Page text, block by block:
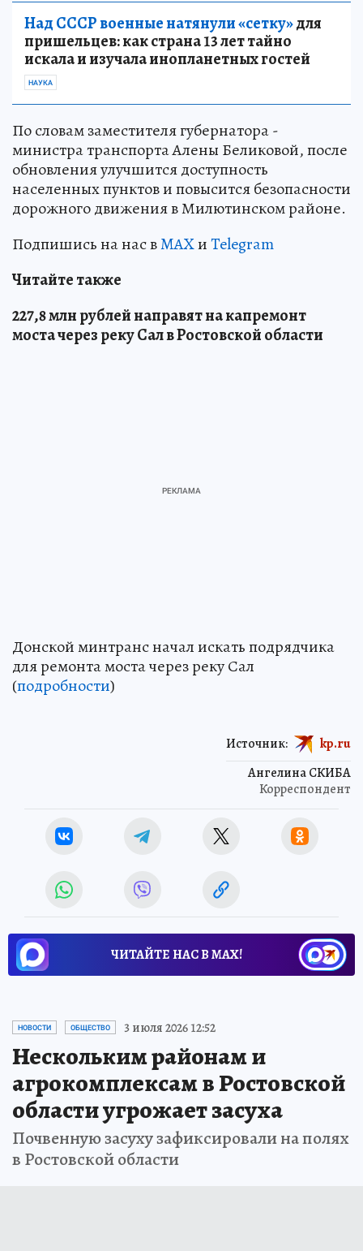
Над СССР военные натянули «сетку»для
пришельцев: как страна 13 лет тайно
искала и изучала инопланетных гостей
НАУКА
По словам заместителя губернатора -
министра транспорта Алены Беликовой, после
обновления улучшится доступность
населенных пунктов и повысится безопасности
дорожного движения в Милютинском районе.
Подпишись на нас вMAXиTelegram
Читайте также
227,8 млн рублей направят на капремонт
моста через реку Сал в Ростовской области
Донской минтранс начал искать подрядчика
для ремонта моста через реку Сал
(подробности)
Ангелина СКИБА
Корреспондент
Источник: kp.ru
ЧИТАЙТЕ НАС В МАХ!
НОВОСТИ ОБЩЕСТВО 3 июля 2026 12:52
Нескольким районам и
агрокомплексам в Ростовской
области угрожает засуха
Почвенную засуху зафиксировали на полях
в Ростовской области